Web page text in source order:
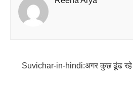
Suvichar-in-hindi:अगर कुछ ढूंढ रहे